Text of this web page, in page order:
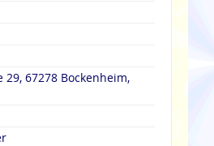
67278 Bockenheim,